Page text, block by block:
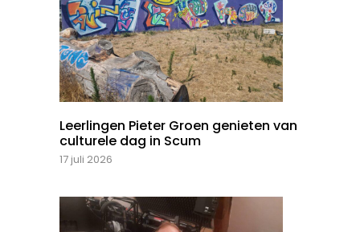
Leerlingen Pieter Groen genieten van
culturele dag in Scum
17 juli 2026